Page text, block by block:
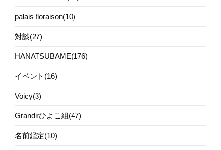
palais floraison(10)
対談(27)
HANATSUBAME(176)
イベント(16)
Voicy(3)
Grandirひよこ組(47)
名前鑑定(10)